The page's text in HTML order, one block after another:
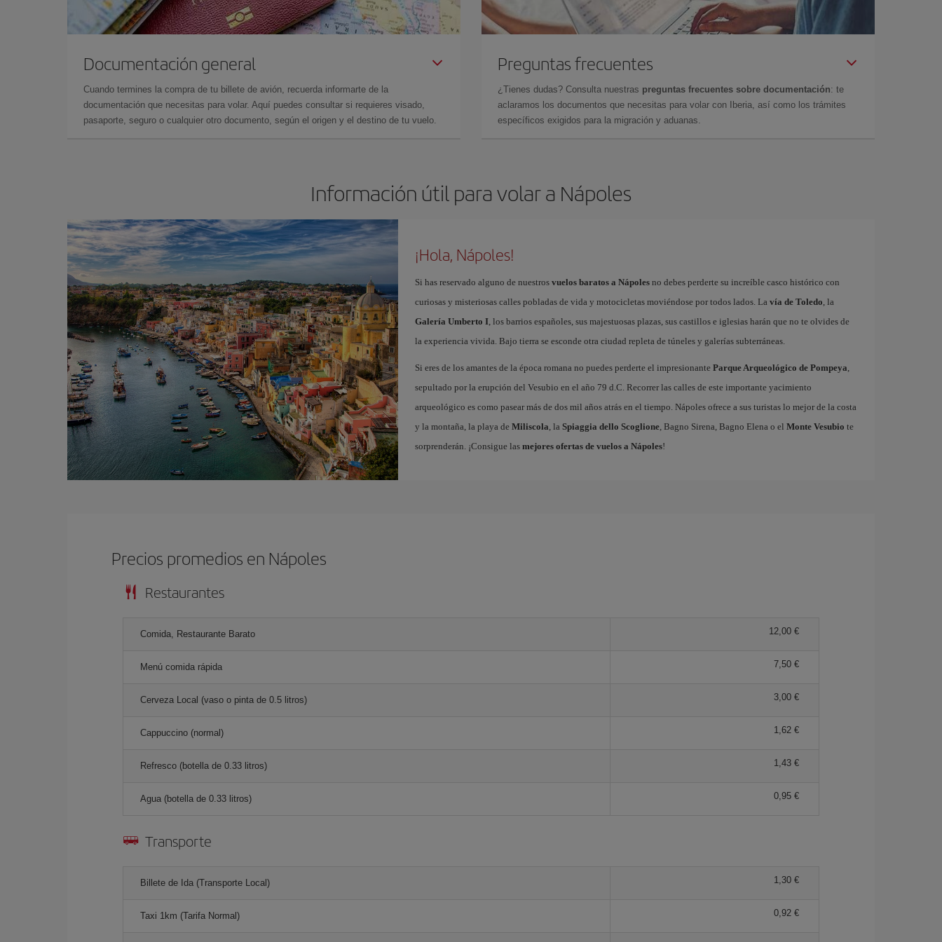
Documentación general
Cuando termines la compra de tu billete de avión, recuerda informarte de la
documentación que necesitas para volar. Aquí puedes consultar si requieres visado,
pasaporte, seguro o cualquier otro documento, según el origen y el destino de tu vuelo.
Preguntas frecuentes
¿Tienes dudas? Consulta nuestras preguntas frecuentes sobre documentación: te
aclaramos los documentos que necesitas para volar con Iberia, así como los trámites
específicos exigidos para la migración y aduanas.
Información útil para volar a Nápoles
¡Hola, Nápoles!
Si has reservado alguno de nuestros vuelos baratos a Nápolesno debes perderte su increíble casco histórico con
curiosas y misteriosas calles pobladas de vida y motocicletas moviéndose por todos lados. La vía de Toledo, la
Galería Umberto I, los barrios españoles, sus majestuosas plazas, sus castillos e iglesias harán que no te olvides de
la experiencia vivida. Bajo tierra se esconde otra ciudad repleta de túneles y galerías subterráneas.
Si eres de los amantes de la época romana no puedes perderte el impresionante Parque Arqueológico de Pompeya,
sepultado por la erupción del Vesubio en el año 79 d.C. Recorrer las calles de este importante yacimiento
arqueológico es como pasear más de dos mil años atrás en el tiempo. Nápoles ofrece a sus turistas lo mejor de la costa
y la montaña, la playa de Miliscola, la Spiaggia dello Scoglione, Bagno Sirena, Bagno Elena o el Monte Vesubio te
sorprenderán. ¡Consigue las mejores ofertas de vuelos a Nápoles!
Precios promedios en Nápoles
Restaurantes
Comida, Restaurante Barato 12,00 €
Menú comida rápida 7,50 €
Cerveza Local (vaso o pinta de 0.5 litros) 3,00 €
Cappuccino (normal) 1,62 €
Refresco (botella de 0.33 litros) 1,43 €
Agua (botella de 0.33 litros) 0,95 €
Transporte
Billete de Ida (Transporte Local) 1,30 €
Taxi 1km (Tarifa Normal) 0,92 €